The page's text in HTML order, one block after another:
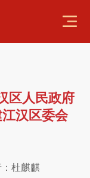
区人民政府
汉区委会
杜麒麒